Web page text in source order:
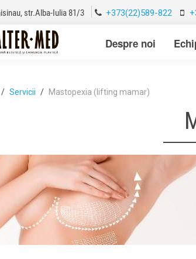
str.Alba-Iulia 81/3 +373(22)589-822
Despre noi
Servicii Mastopexia (lifting mamar)